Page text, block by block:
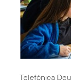
Telefónica